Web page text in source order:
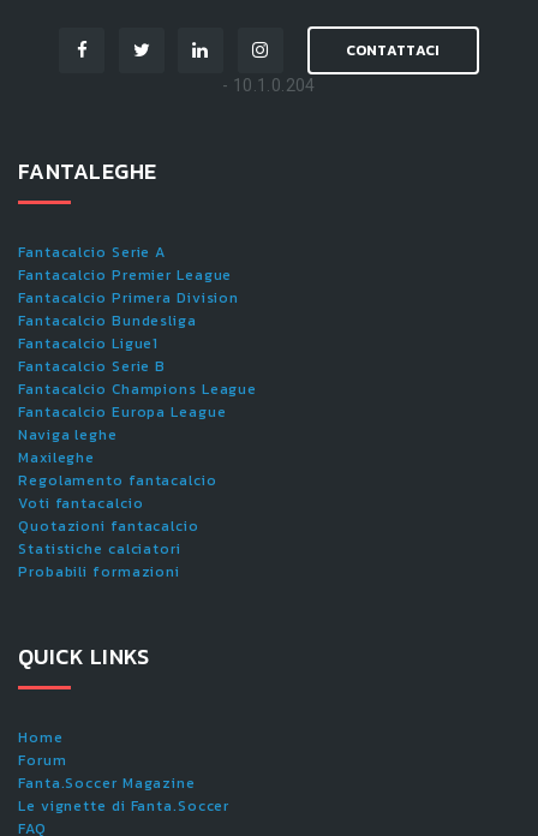
CONTATTACI
- 10.1.0.204
FANTALEGHE
Fantacalcio Serie A
Fantacalcio Premier League
Fantacalcio Primera Division
Fantacalcio Bundesliga
Fantacalcio Ligue1
Fantacalcio Serie B
Fantacalcio Champions League
Fantacalcio Europa League
Naviga leghe
Maxileghe
Regolamento fantacalcio
Voti fantacalcio
Quotazioni fantacalcio
Statistiche calciatori
Probabili formazioni
QUICK LINKS
Home
Forum
Fanta.Soccer Magazine
Le vignette di Fanta.Soccer
FAQ